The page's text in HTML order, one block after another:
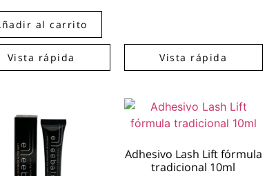
al carrito
Vista rápida Vista rápida
Adhesivo Lash Lift fórmula
tradicional 10ml